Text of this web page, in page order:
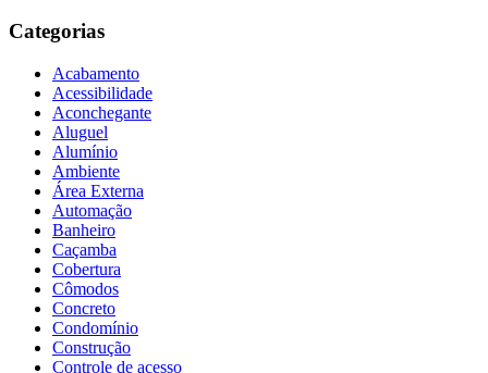
Categorias
Acabamento
Acessibilidade
Aconchegante
Aluguel
Alumínio
Ambiente
Área Externa
Automação
Banheiro
Caçamba
Cobertura
Cômodos
Concreto
Condomínio
Construção
Controle de acesso